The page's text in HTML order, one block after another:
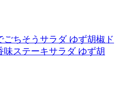
ちそうサラダ ゆず胡椒ド
ステーキサラダ ゆず胡